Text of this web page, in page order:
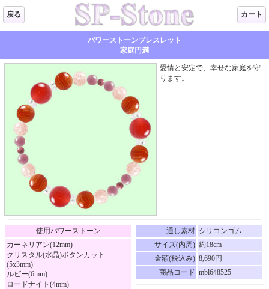
戻る カート
パワーストーンブレスレット
家庭円満
愛情と安定で、幸せな家庭を守
ります。
使用パワーストーン
カーネリアン(12mm)
クリスタル(水晶)ボタンカット
(5x3mm)
ルビー(6mm)
ロードナイト(4mm)
通し素材 シリコンゴム
サイズ(内周) 約18cm
金額(税込み) 8,690円
商品コード mbl648525